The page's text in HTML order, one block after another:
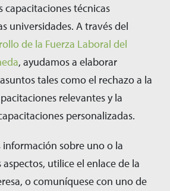
capacitaciones técnicas
universidades. A través del
de la Fuerza Laboral del
, ayudamos a elaborar
tales como el rechazo a la
relevantes y la
personalizadas.
información sobre uno o la
utilice el enlace de la
o comuníquese con uno de